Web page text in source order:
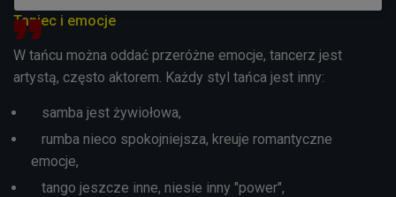
Taniec i emocje
W tańcu można oddać przeróżne emocje, tancerz jest
artystą, często aktorem. Każdy styl tańca jest inny:
samba jest żywiołowa,
rumba nieco spokojniejsza, kreuje romantyczne
emocje,
tango jeszcze inne, niesie inny "power",